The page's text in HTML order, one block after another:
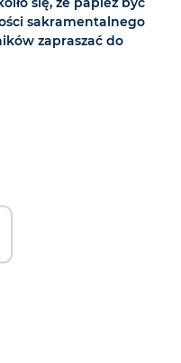
sakramentalnego
zapraszać do